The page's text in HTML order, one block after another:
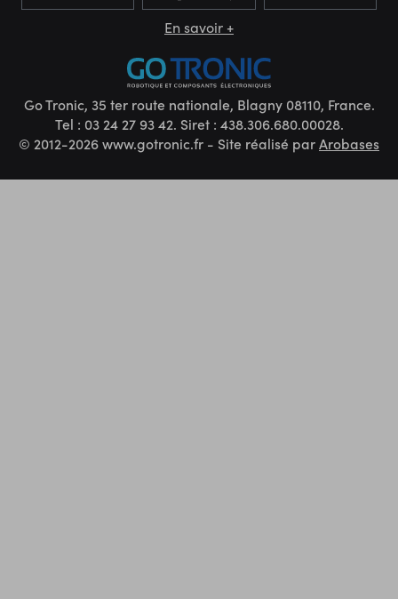
En savoir +
Go Tronic, 35 ter route nationale, Blagny 08110, France.
Tel : 03 24 27 93 42. Siret : 438.306.680.00028.
© 2012-2026 www.gotronic.fr - Site réalisé parArobases